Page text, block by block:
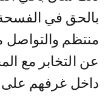
بالحق في
منتظم والتواصل
عن التخابر مع
داخل غرفهم على